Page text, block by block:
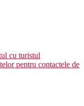
cu turistul
pentru contactele de